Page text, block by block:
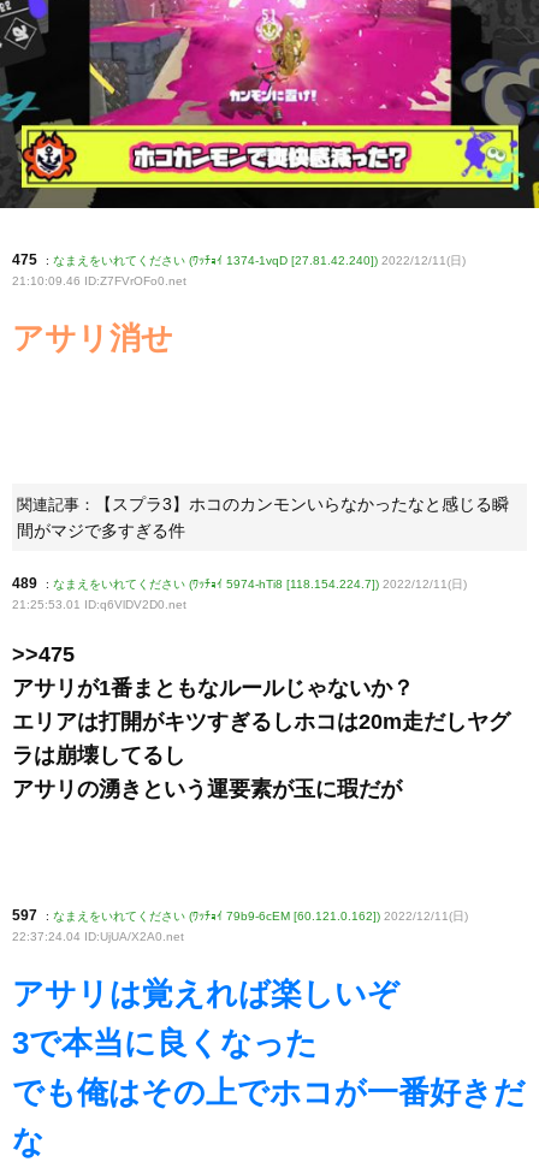
475 : なまえをいれてください (ﾜｯﾁｮｲ 1374-1vqD [27.81.42.240]) 2022/12/11(日)
21:10:09.46 ID:Z7FVrOFo0 .net
アサリ消せ
関連記事：
【スプラ3】ホコのカンモンいらなかったなと感じる瞬
間がマジで多すぎる件
489 : なまえをいれてください (ﾜｯﾁｮｲ 5974-hTi8 [118.154.224.7]) 2022/12/11(日)
21:25:53.01 ID:q6VlDV2D0 .net
>>475
アサリが1番まともなルールじゃないか？
エリアは打開がキツすぎるしホコは20m走だしヤグ
ラは崩壊してるし
アサリの湧きという運要素が玉に瑕だが
597 : なまえをいれてください (ﾜｯﾁｮｲ 79b9-6cEM [60.121.0.162]) 2022/12/11(日)
22:37:24.04 ID:UjUA/X2A0.net
アサリは覚えれば楽しいぞ
3で本当に良くなった
でも俺はその上でホコが一番好きだ
な